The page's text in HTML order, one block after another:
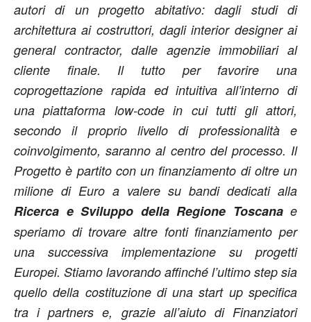
autori di un progetto abitativo: dagli studi di
architettura ai costruttori, dagli interior designer ai
general contractor, dalle agenzie immobiliari al
cliente finale. Il tutto per favorire una
coprogettazione rapida ed intuitiva all’interno di
una piattaforma low-code in cui tutti gli attori,
secondo il proprio livello di professionalità e
coinvolgimento, saranno al centro del processo. Il
Progetto è partito con un finanziamento di oltre un
milione di Euro a valere su bandi dedicati alla
Ricerca e Sviluppo della Regione Toscanae
speriamo di trovare altre fonti finanziamento per
una successiva implementazione su progetti
Europei. Stiamo lavorando affinché l’ultimo step sia
quello della costituzione di una start up specifica
tra i partners e, grazie all’aiuto di Finanziatori